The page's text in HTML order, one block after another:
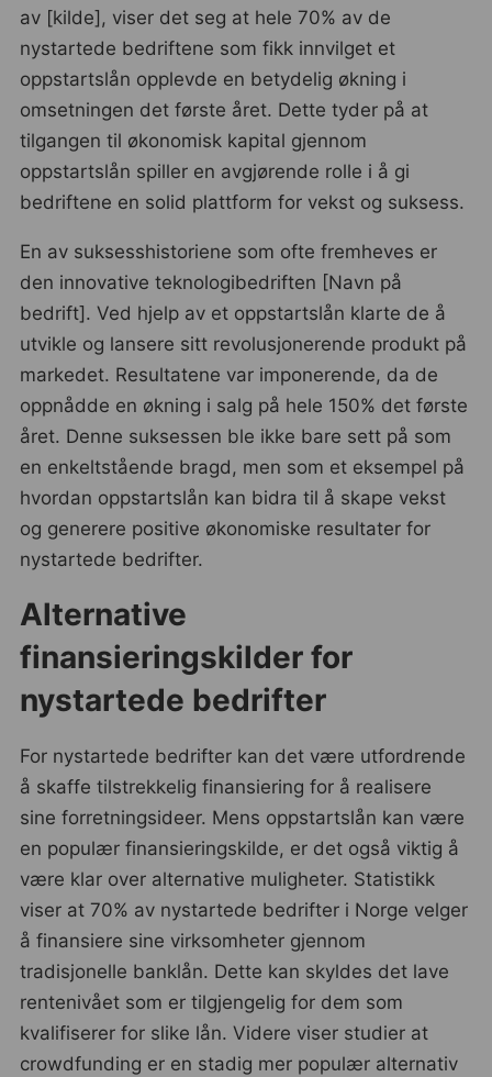
av [kilde], viser det seg at hele 70% av de
nystartede bedriftene som fikk innvilget et
oppstartslån opplevde en betydelig økning i
omsetningen det første året. Dette tyder på at
tilgangen til økonomisk kapital gjennom
oppstartslån spiller en avgjørende rolle i å gi
bedriftene en solid plattform for vekst og suksess.
En av suksesshistoriene som ofte fremheves er
den innovative teknologibedriften [Navn på
bedrift]. Ved hjelp av et oppstartslån klarte de å
utvikle og lansere sitt revolusjonerende produkt på
markedet. Resultatene var imponerende, da de
oppnådde en økning i salg på hele 150% det første
året. Denne suksessen ble ikke bare sett på som
en enkeltstående bragd, men som et eksempel på
hvordan oppstartslån kan bidra til å skape vekst
og generere positive økonomiske resultater for
nystartede bedrifter.
Alternative
finansieringskilder for
nystartede bedrifter
For nystartede bedrifter kan det være utfordrende
å skaffe tilstrekkelig finansiering for å realisere
sine forretningsideer. Mens oppstartslån kan være
en populær finansieringskilde, er det også viktig å
være klar over alternative muligheter. Statistikk
viser at 70% av nystartede bedrifter i Norge velger
å finansiere sine virksomheter gjennom
tradisjonelle banklån. Dette kan skyldes det lave
rentenivået som er tilgjengelig for dem som
kvalifiserer for slike lån. Videre viser studier at
crowdfunding er en stadig mer populær alternativ